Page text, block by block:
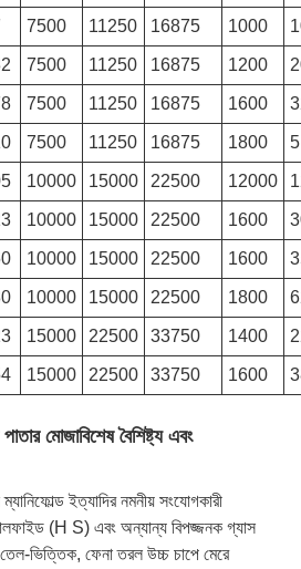
7500 11250 16875 1000
7500 11250 16875 1200
7500 11250 16875 1600
7500 11250 16875 1800
10000 15000 22500 12000
10000 15000 22500 1600
10000 15000 22500 1600
10000 15000 22500 1800
15000 22500 33750 1400
15000 22500 33750 1600
মোজাবিশেষ বৈশিষ্ট্য এবং
ইত্যাদির নমনীয় সংযোগকারী
(H S) এবং অন্যান্য বিপজ্জনক গ্যাস
ভিত্তিক, ফেনা তরল উচ্চ চাপে মেরে